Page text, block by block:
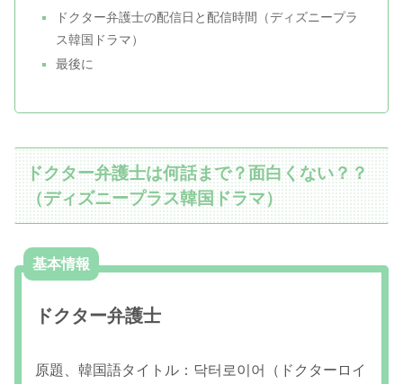
ドクター弁護士の配信日と配信時間（ディズニープラ
ス韓国ドラマ）
最後に
ドクター弁護士は何話まで？面白くない？？
（ディズニープラス韓国ドラマ）
基本情報
ドクター弁護士
原題、韓国語タイトル：닥터로이어（ドクターロイ